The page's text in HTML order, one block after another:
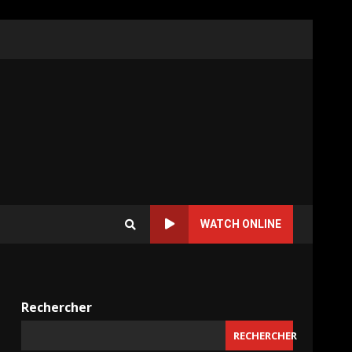
WATCH ONLINE
Rechercher
RECHERCHER